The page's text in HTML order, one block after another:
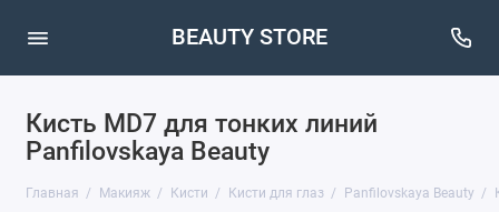
BEAUTY STORE
Кисть MD7 для тонких линий
Panfilovskaya Beauty
Главная Макияж Кисти Кисти для глаз Panfilovskaya Beauty